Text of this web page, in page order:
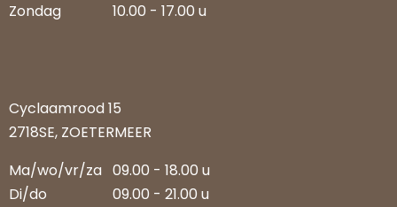
Zondag
10.00 - 17.00 u
Cyclaamrood 15
2718SE, ZOETERMEER
Ma/wo/vr/za 09.00 - 18.00 u
Di/do
09.00 - 21.00 u